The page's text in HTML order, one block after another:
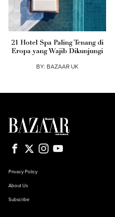
21 Hotel Spa Paling Tenang di
Eropa yang Wajib Dikunjungi
BY: BAZAAR UK
Privacy Policy
About Us
Subscribe